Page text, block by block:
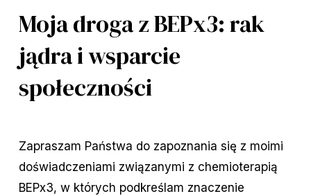
Moja droga z BEPx3: rak
jądra i wsparcie
społeczności
Zapraszam Państwa do zapoznania się z moimi
doświadczeniami związanymi z chemioterapią
BEPx3, w których podkreślam znaczenie